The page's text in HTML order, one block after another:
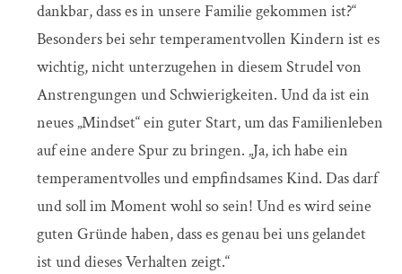
dankbar, dass es in unsere Familie gekommen ist?“
Besonders bei sehr temperamentvollen Kindern ist es
wichtig, nicht unterzugehen in diesem Strudel von
Anstrengungen und Schwierigkeiten. Und da ist ein
neues „Mindset“ ein guter Start, um das Familienleben
auf eine andere Spur zu bringen. „Ja, ich habe ein
temperamentvolles und empfindsames Kind. Das darf
und soll im Moment wohl so sein! Und es wird seine
guten Gründe haben, dass es genau bei uns gelandet
ist und dieses Verhalten zeigt.“